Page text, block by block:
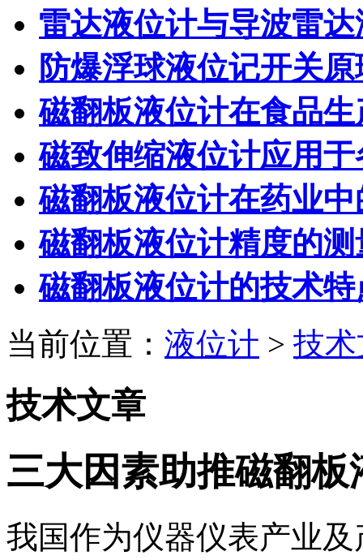
雷达液位计与导波雷
防爆浮球液位记开关
磁翻板液位计在食品
磁致伸缩液位计应用
磁翻板液位计在药业
磁翻板液位计精度的
磁翻板液位计的技术
当前位置： 液位计 > 技
技术文章
三大因素助推磁翻
我国作为仪器仪表产业